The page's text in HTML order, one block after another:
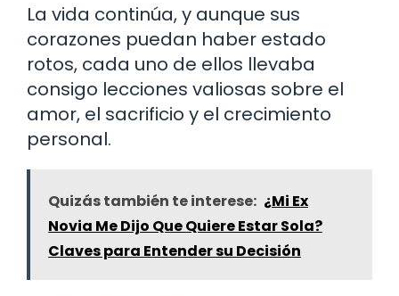
La vida continúa, y aunque sus
corazones puedan haber estado
rotos, cada uno de ellos llevaba
consigo lecciones valiosas sobre el
amor, el sacrificio y el crecimiento
personal.
Quizás también te interese: ¿Mi Ex
Novia Me Dijo Que Quiere Estar Sola?
Claves para Entender su Decisión